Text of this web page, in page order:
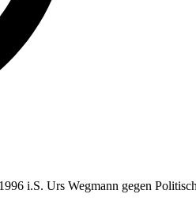
i.S. Urs Wegmann gegen